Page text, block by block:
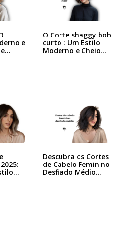
e
O Corte shaggy bob
curto : Um Estilo
Moderno e Cheio…
Descubra os Cortes
de Cabelo Feminino
Desfiado Médio…